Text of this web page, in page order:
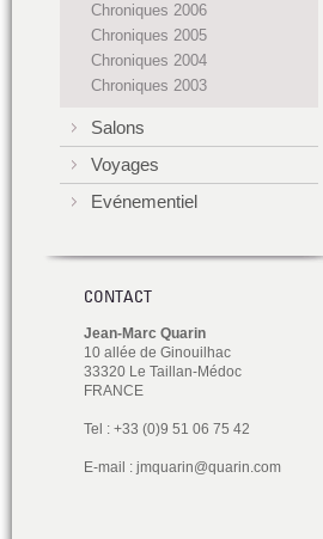
Chroniques 2006
Chroniques 2005
Chroniques 2004
Chroniques 2003
Salons
Voyages
Evénementiel
CONTACT
Jean-Marc Quarin
10 allée de Ginouilhac
33320 Le Taillan-Médoc
FRANCE
Tel : +33 (0)9 51 06 75 42
E-mail : jmquarin@quarin.com